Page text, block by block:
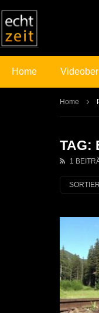
Home
Home
TAG:
1